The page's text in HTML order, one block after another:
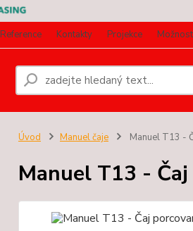
Reference Kontakty Projekce
Úvod Manuel čaje Manuel T13 -
Manuel T13 -